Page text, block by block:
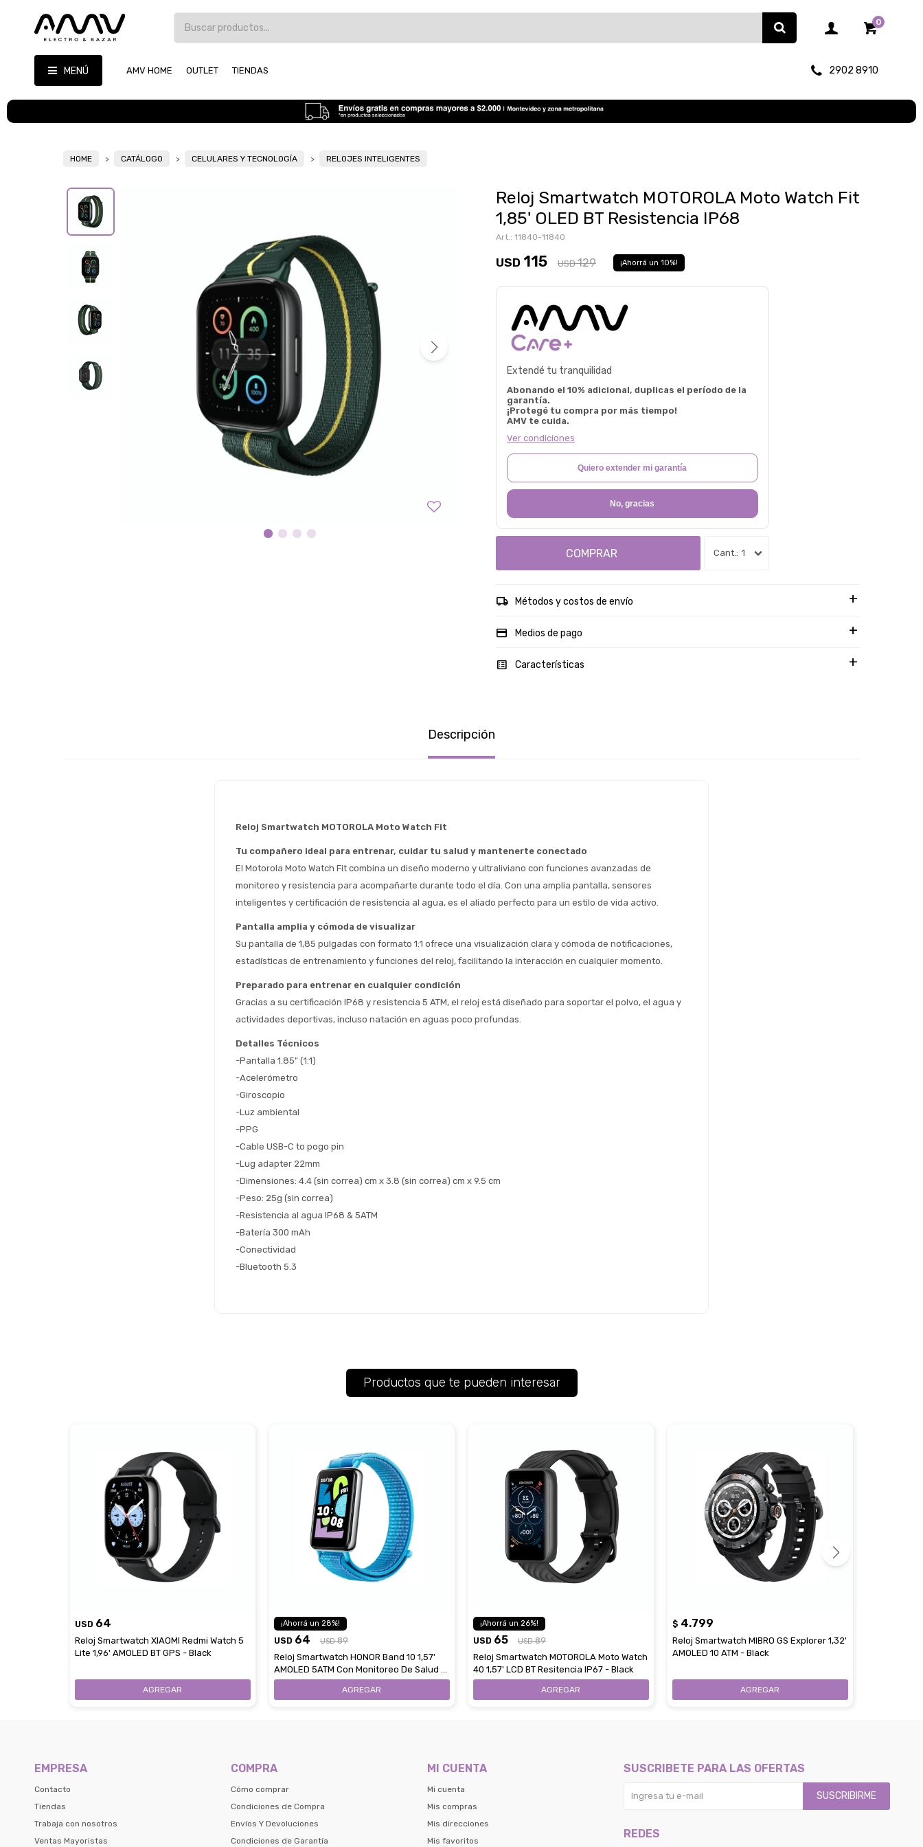
MENÚ AMV HOME OUTLET TIENDAS 2902 8910
0
HOME CATÁLOGO CELULARES Y TECNOLOGÍA RELOJES INTELIGENTES
Reloj Smartwatch MOTOROLA Moto Watch Fit
1,85' OLED BT Resistencia IP68
11840-11840
USD 115 USD 129 10
Extendé tu tranquilidad
Abonando el 10% adicional, duplicas el período de la
garantía.
¡Protegé tu compra por más tiempo!
AMV te cuida.
Ver condiciones
Quiero extender mi garantía
No, gracias
1
COMPRAR
Métodos y costos de envío
Medios de pago
Características
Descripción
Reloj Smartwatch MOTOROLA Moto Watch Fit
Tu compañero ideal para entrenar, cuidar tu salud y mantenerte conectado
El Motorola Moto Watch Fit combina un diseño moderno y ultraliviano con funciones avanzadas de
monitoreo y resistencia para acompañarte durante todo el día. Con una amplia pantalla, sensores
inteligentes y certificación de resistencia al agua, es el aliado perfecto para un estilo de vida activo.
Pantalla amplia y cómoda de visualizar
Su pantalla de 1,85 pulgadas con formato 1:1 ofrece una visualización clara y cómoda de notificaciones,
estadísticas de entrenamiento y funciones del reloj, facilitando la interacción en cualquier momento.
Preparado para entrenar en cualquier condición
Gracias a su certificación IP68 y resistencia 5 ATM, el reloj está diseñado para soportar el polvo, el agua y
actividades deportivas, incluso natación en aguas poco profundas.
Detalles Técnicos
-Pantalla 1.85" (1:1)
-Acelerómetro
-Giroscopio
-Luz ambiental
-PPG
-Cable USB-C to pogo pin
-Lug adapter 22mm
-Dimensiones: 4.4 (sin correa) cm x 3.8 (sin correa) cm x 9.5 cm
-Peso: 25g (sin correa)
-Resistencia al agua IP68 & 5ATM
-Batería 300 mAh
-Conectividad
-Bluetooth 5.3
Productos que te pueden interesar
USD 64
Reloj Smartwatch XIAOMI Redmi Watch 5
Lite 1,96' AMOLED BT GPS - Black
28
USD 64 USD 89
Reloj Smartwatch HONOR Band 10 1,57'
AMOLED 5ATM Con Monitoreo De Salud -
Blue
26
USD 65 USD 89
Reloj Smartwatch MOTOROLA Moto Watch
40 1,57' LCD BT Resitencia IP67 - Black
$ 4.799
Reloj Smartwatch MIBRO GS Explorer 1,32'
AMOLED 10 ATM - Black
EMPRESA
Contacto
Tiendas
Trabaja con nosotros
Ventas Mayoristas
COMPRA
Cómo comprar
Condiciones de Compra
Envíos Y Devoluciones
Condiciones de Garantía
MI CUENTA
Mi cuenta
Mis compras
Mis direcciones
Mis favoritos
SUSCRIBETE PARA LAS OFERTAS
SUSCRIBIRME
REDES
Comprá ahora y Pagá
cuotas y sin tocar tu
tarjeta de crédito
Celular
Estimado/a
Después.
¡Tenés hasta
que prefieras!
Ups!
Parece que no tenes oferta, lamentamos
el inconveniente, por cualquier duda
¡Algo salió mal!